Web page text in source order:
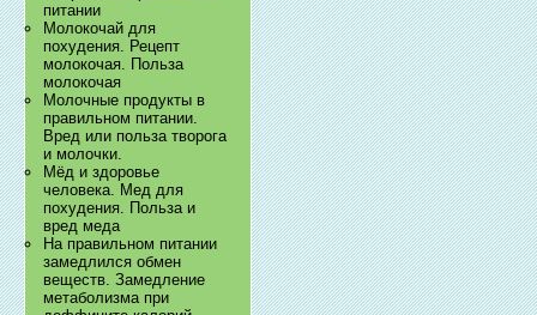
питании
Молокочай для
похудения. Рецепт
молокочая. Польза
молокочая
Молочные продукты в
правильном питании.
Вред или польза творога
и молочки.
Мёд и здоровье
человека. Мед для
похудения. Польза и
вред меда
На правильном питании
замедлился обмен
веществ. Замедление
метаболизма при